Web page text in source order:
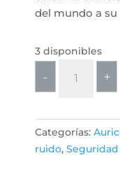
del mundo a su
3 disponibles
-
Protectores
con
Cancelación
+
Categorías:
ruido, Seguridad